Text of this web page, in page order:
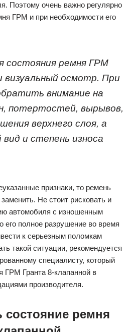
Поэтому очень важно регулярно
ГРМ и при необходимости его
состояния ремня ГРМ
визуальный осмотр. При
внимание на
потертостей, вырывов,
верхнего слоя, а
и степень износа
признаки, то ремень
Не стоит рисковать и
автомобиля с изношенным
его полное разрушение во время
к серьезным поломкам
такой ситуации, рекомендуется
специалисту, который
ГРМ Гранта 8-клапанной в
производителя.
состояние ремня